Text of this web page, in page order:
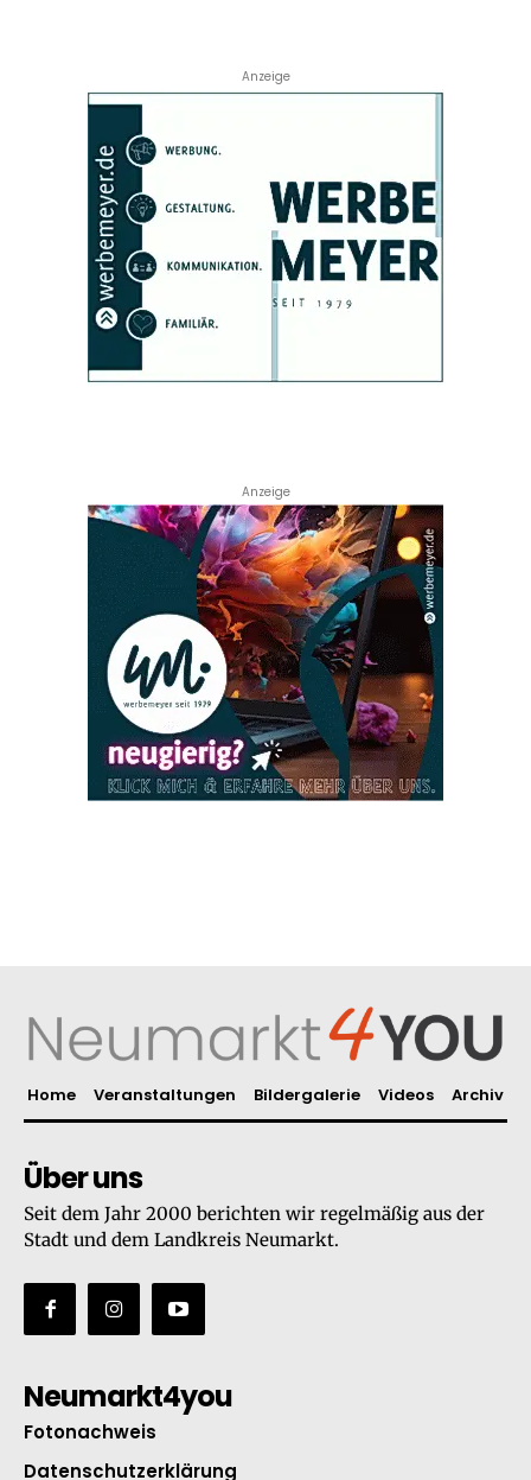
Anzeige
Anzeige
Home Veranstaltungen Bildergalerie Videos Archiv
Über uns
Seit dem Jahr 2000 berichten wir regelmäßig aus der
Stadt und dem Landkreis Neumarkt.
Neumarkt4you
Fotonachweis
Datenschutzerklärung